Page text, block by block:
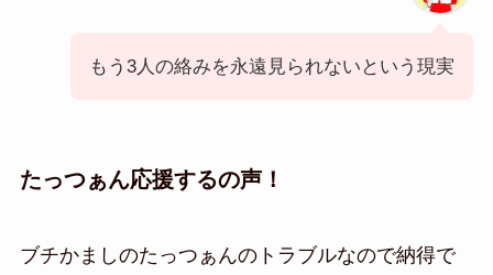
もう3人の絡みを永遠見られないという現実
たっつぁん応援するの声！
ブチかましのたっつぁんのトラブルなので納得で